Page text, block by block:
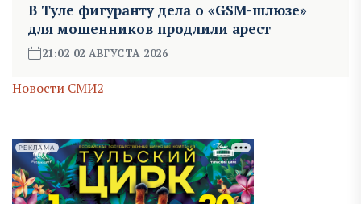
В Туле фигуранту дела о «GSM-шлюзе»
для мошенников продлили арест
21:02 02 АВГУСТА 2026
Новости СМИ2
РЕКЛАМА